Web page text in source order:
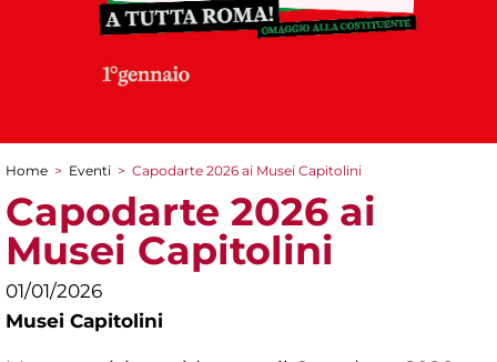
Tu sei qui
Home > Eventi > Capodarte 2026 ai Musei Capitolini
Capodarte 2026 ai
Musei Capitolini
01/01/2026
Musei Capitolini